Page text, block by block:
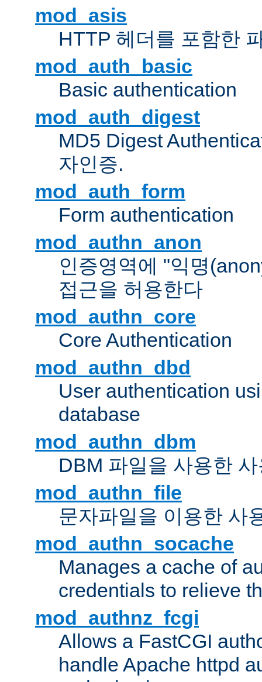
mod_asis
HTTP 헤더를 포함한
mod_auth_basic
Basic authentication
mod_auth_digest
MD5 Digest
자인증.
mod_auth_form
Form authentication
mod_authn_anon
인증영역에 "익명
접근을 허용한다
mod_authn_core
Core Authentication
mod_authn_dbd
User authentication
database
mod_authn_dbm
DBM 파일을 사용한
mod_authn_file
문자파일을 이용한 사
mod_authn_socache
Manages a cache of
credentials to relieve
mod_authnz_fcgi
Allows a FastCGI
handle Apache httpd